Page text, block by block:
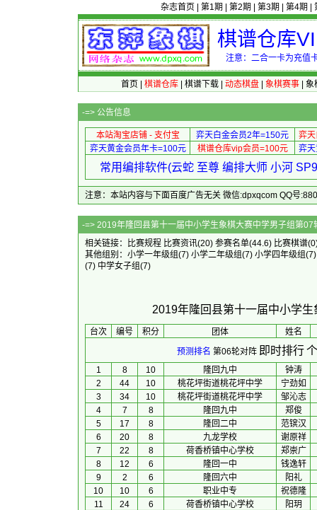
杂志首页 第1期 第2期 第3期 第4期
棋谱仓库
注意：二合一卡为充值
首页 棋谱仓库| 棋谱下载| 动态棋盘| 象棋赛事| 象
-=> 公告信息
本站淘宝店铺 - 支付宝 弈天白金会员2年=150元
弈
弈天黄金会员年卡=100元
棋谱仓库vip会员=100元 弈
常用编排软件(云蛇 至尊 编排大师 小河
注意：本站内容与下面百度广告无关 微信:dpxqcom QQ号
-=> 2019年隆回县第十一届中小学生象棋大
相关链接：
比赛规程 比赛资讯(20) 参赛名单(44.6) 比赛棋谱
其他组别： 小学一年级组(7) 小学二年级组(7) 小学四年级组
(7) 中学女子组(7)
2019年隆回县第十一届中小学
台次 编号 积分 团体 姓名
预测排名 第06轮对阵 即时排行
1 8 10 隆回九中
钟涛
2
44 10 桃花坪街道桃花坪中学
宁劲如
3
34 10 桃花坪街道桃花坪中学
邹沁志
4
7 8 隆回九中
郑俊
5
17 8 隆回二中
范镔汉
6
20 8 九龙学校
谢原祥
7
22 8 荷香桥镇中心学校
郑崇广
8
12 6 隆回一中
钱逸轩
9
2 6 隆回六中
阳礼
10
10 6 职业中专
祝德隆
11
24 6 荷香桥镇中心学校
阳玥